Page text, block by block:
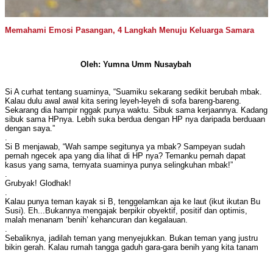
Memahami Emosi Pasangan, 4 Langkah Menuju Keluarga Samara
Oleh: Yumna Umm Nusaybah
Si A curhat tentang suaminya, “Suamiku sekarang sedikit berubah mbak.
Kalau dulu awal awal kita sering leyeh-leyeh di sofa bareng-bareng.
Sekarang dia hampir nggak punya waktu. Sibuk sama kerjaannya. Kadang
sibuk sama HPnya. Lebih suka berdua dengan HP nya daripada berduaan
dengan saya.”
.
Si B menjawab, “Wah sampe segitunya ya mbak? Sampeyan sudah
pernah ngecek apa yang dia lihat di HP nya? Temanku pernah dapat
kasus yang sama, ternyata suaminya punya selingkuhan mbak!”
.
Grubyak! Glodhak!
.
Kalau punya teman kayak si B, tenggelamkan aja ke laut (ikut ikutan Bu
Susi). Eh...Bukannya mengajak berpikir obyektif, positif dan optimis,
malah menanam ‘benih’ kehancuran dan kegalauan.
.
Sebaliknya, jadilah teman yang menyejukkan. Bukan teman yang justru
bikin gerah. Kalau rumah tangga gaduh gara-gara benih yang kita tanam